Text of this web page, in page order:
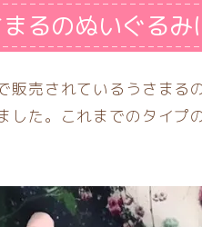
るのぬいぐる
販売されているうさまる
した。これまでのタイプ